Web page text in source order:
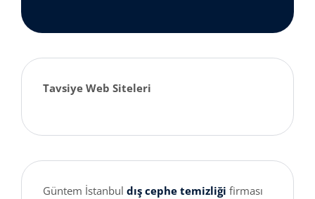
Tavsiye Web Siteleri
Güntem İstanbul dış cephe temizliği firması